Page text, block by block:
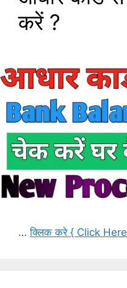
करें ?
…क्लिक करे { Click